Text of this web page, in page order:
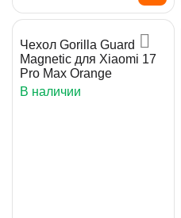
Чехол Gorilla Guard
Magnetic для Xiaomi 17
Pro Max Orange
В наличии